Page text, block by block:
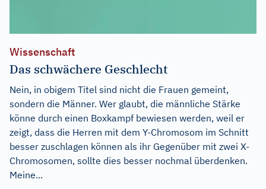
Wissenschaft
Das schwächere Geschlecht
Nein, in obigem Titel sind nicht die Frauen gemeint,
sondern die Männer. Wer glaubt, die männliche Stärke
könne durch einen Boxkampf bewiesen werden, weil er
zeigt, dass die Herren mit dem Y-Chromosom im Schnitt
besser zuschlagen können als ihr Gegenüber mit zwei X-
Chromosomen, sollte dies besser nochmal überdenken.
Meine...